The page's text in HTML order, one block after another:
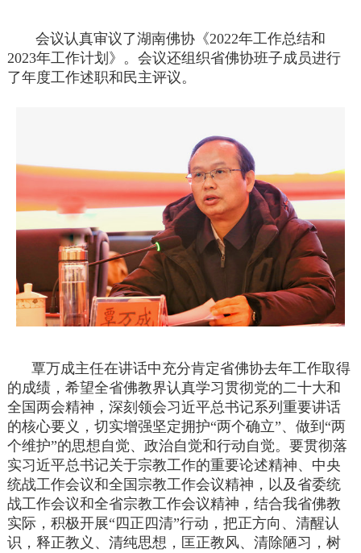
会议认真审议了湖南佛协《2022年工作总结和
2023年工作计划》。会议还组织省佛协班子成员进行
了年度工作述职和民主评议。
覃万成主任在讲话中充分肯定省佛协去年工作取得
的成绩，希望全省佛教界认真学习贯彻党的二十大和
全国两会精神，深刻领会习近平总书记系列重要讲话
的核心要义，切实增强坚定拥护“两个确立”、做到“两
个维护”的思想自觉、政治自觉和行动自觉。要贯彻落
实习近平总书记关于宗教工作的重要论述精神、中央
统战工作会议和全国宗教工作会议精神，以及省委统
战工作会议和全省宗教工作会议精神，结合我省佛教
实际，积极开展“四正四清”行动，把正方向、清醒认
识，释正教义、清纯思想，匡正教风、清除陋习，树